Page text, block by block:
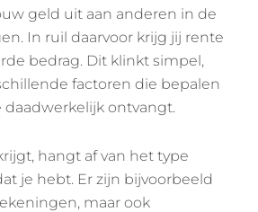
geld uit aan anderen in de
In ruil daarvoor krijg jij rente
bedrag. Dit klinkt simpel,
factoren die bepalen
daadwerkelijk ontvangt.
hangt af van het type
je hebt. Er zijn bijvoorbeeld
maar ook